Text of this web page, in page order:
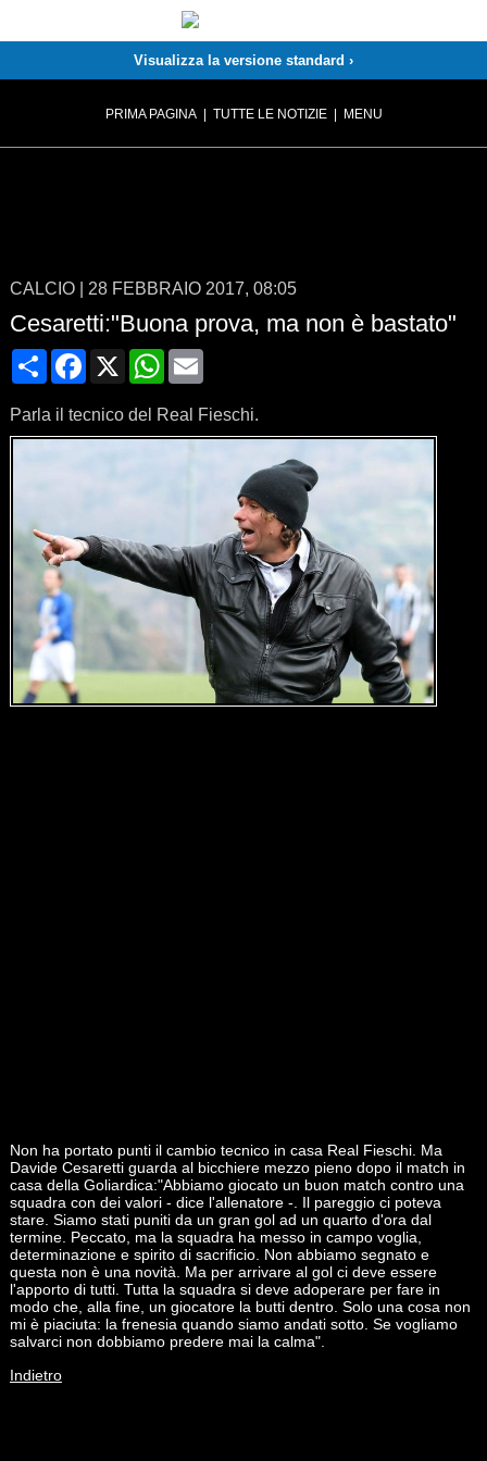
Visualizza la versione standard ›
PRIMA PAGINA| TUTTE LE NOTIZIE| MENU
CALCIO| 28 FEBBRAIO 2017, 08:05
Cesaretti:"Buona prova, ma non è bastato"
CondividiFacebook
X WhatsApp
Email
Parla il tecnico del Real Fieschi.
Non ha portato punti il cambio tecnico in casa Real Fieschi. Ma
Davide Cesaretti guarda al bicchiere mezzo pieno dopo il match in
casa della Goliardica:"Abbiamo giocato un buon match contro una
squadra con dei valori - dice l'allenatore -. Il pareggio ci poteva
stare. Siamo stati puniti da un gran gol ad un quarto d'ora dal
termine. Peccato, ma la squadra ha messo in campo voglia,
determinazione e spirito di sacrificio. Non abbiamo segnato e
questa non è una novità. Ma per arrivare al gol ci deve essere
l'apporto di tutti. Tutta la squadra si deve adoperare per fare in
modo che, alla fine, un giocatore la butti dentro. Solo una cosa non
mi è piaciuta: la frenesia quando siamo andati sotto. Se vogliamo
salvarci non dobbiamo predere mai la calma".
Indietro